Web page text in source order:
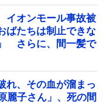
イオンモール事故被
たちは制止できな
さらに、間一髪で
れ、その血が溜まっ
子さん」、死の間